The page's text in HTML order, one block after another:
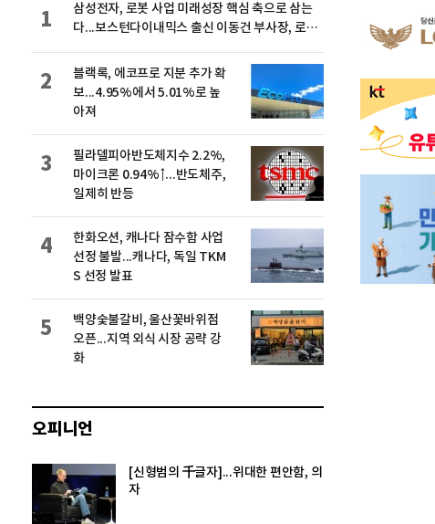
삼성전자, 로봇 사업 미래성장 핵심 축으로 삼는
다...보스턴다이내믹스 출신 이동건 부사장, 로보
1
블랙록, 에코프로 지분 추가 확
보...4.95%에서 5.01%로 높
아져
2
필라델피아반도체지수 2.2%,
마이크론 0.94%↑...반도체주,
일제히 반등
3
한화오션, 캐나다 잠수함 사업
선정 불발...캐나다, 독일 TKM
S 선정 발표
4
백양숯불갈비, 울산꽃바위점
오픈...지역 외식 시장 공략 강
화
5
오피니언
[신형범의 千글자]...위대한 편안함, 의
자